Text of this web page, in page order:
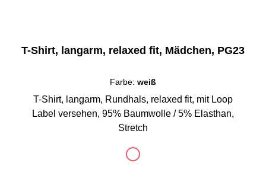
T-Shirt, langarm, relaxed fit, Mädchen, PG23
Farbe: weiß
T-Shirt, langarm, Rundhals, relaxed fit, mit Loop
Label versehen, 95% Baumwolle / 5% Elasthan,
Stretch
weiß
(Diese Option ist zurzeit nicht verfügbar.)